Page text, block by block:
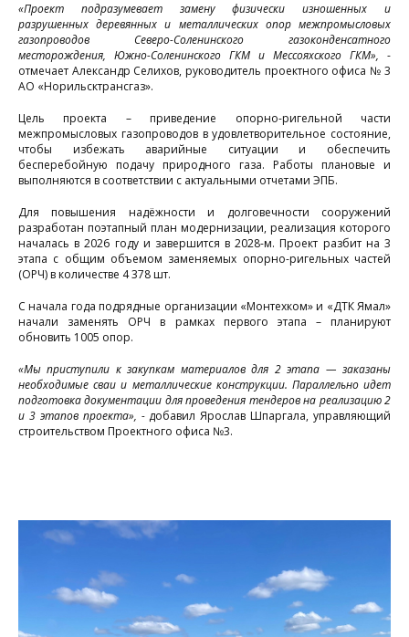
«Проект подразумевает замену физически изношенных и
разрушенных деревянных и металлических опор межпромысловых
газопроводов Северо-Соленинского газоконденсатного
месторождения, Южно-Соленинского ГКМ и Мессояхского ГКМ», -
отмечает Александр Селихов, руководитель проектного офиса № 3
АО «Норильсктрансгаз».
Цель проекта – приведение опорно-ригельной части
межпромысловых газопроводов в удовлетворительное состояние,
чтобы избежать аварийные ситуации и обеспечить
бесперебойную подачу природного газа. Работы плановые и
выполняются в соответствии с актуальными отчетами ЭПБ.
Для повышения надёжности и долговечности сооружений
разработан поэтапный план модернизации, реализация которого
началась в 2026 году и завершится в 2028-м. Проект разбит на 3
этапа с общим объемом заменяемых опорно-ригельных частей
(ОРЧ) в количестве 4 378 шт.
С начала года подрядные организации «Монтехком» и «ДТК Ямал»
начали заменять ОРЧ в рамках первого этапа – планируют
обновить 1005 опор.
«Мы приступили к закупкам материалов для 2 этапа — заказаны
необходимые сваи и металлические конструкции. Параллельно идет
подготовка документации для проведения тендеров на реализацию 2
и 3 этапов проекта», - добавил Ярослав Шпаргала, управляющий
строительством Проектного офиса №3.